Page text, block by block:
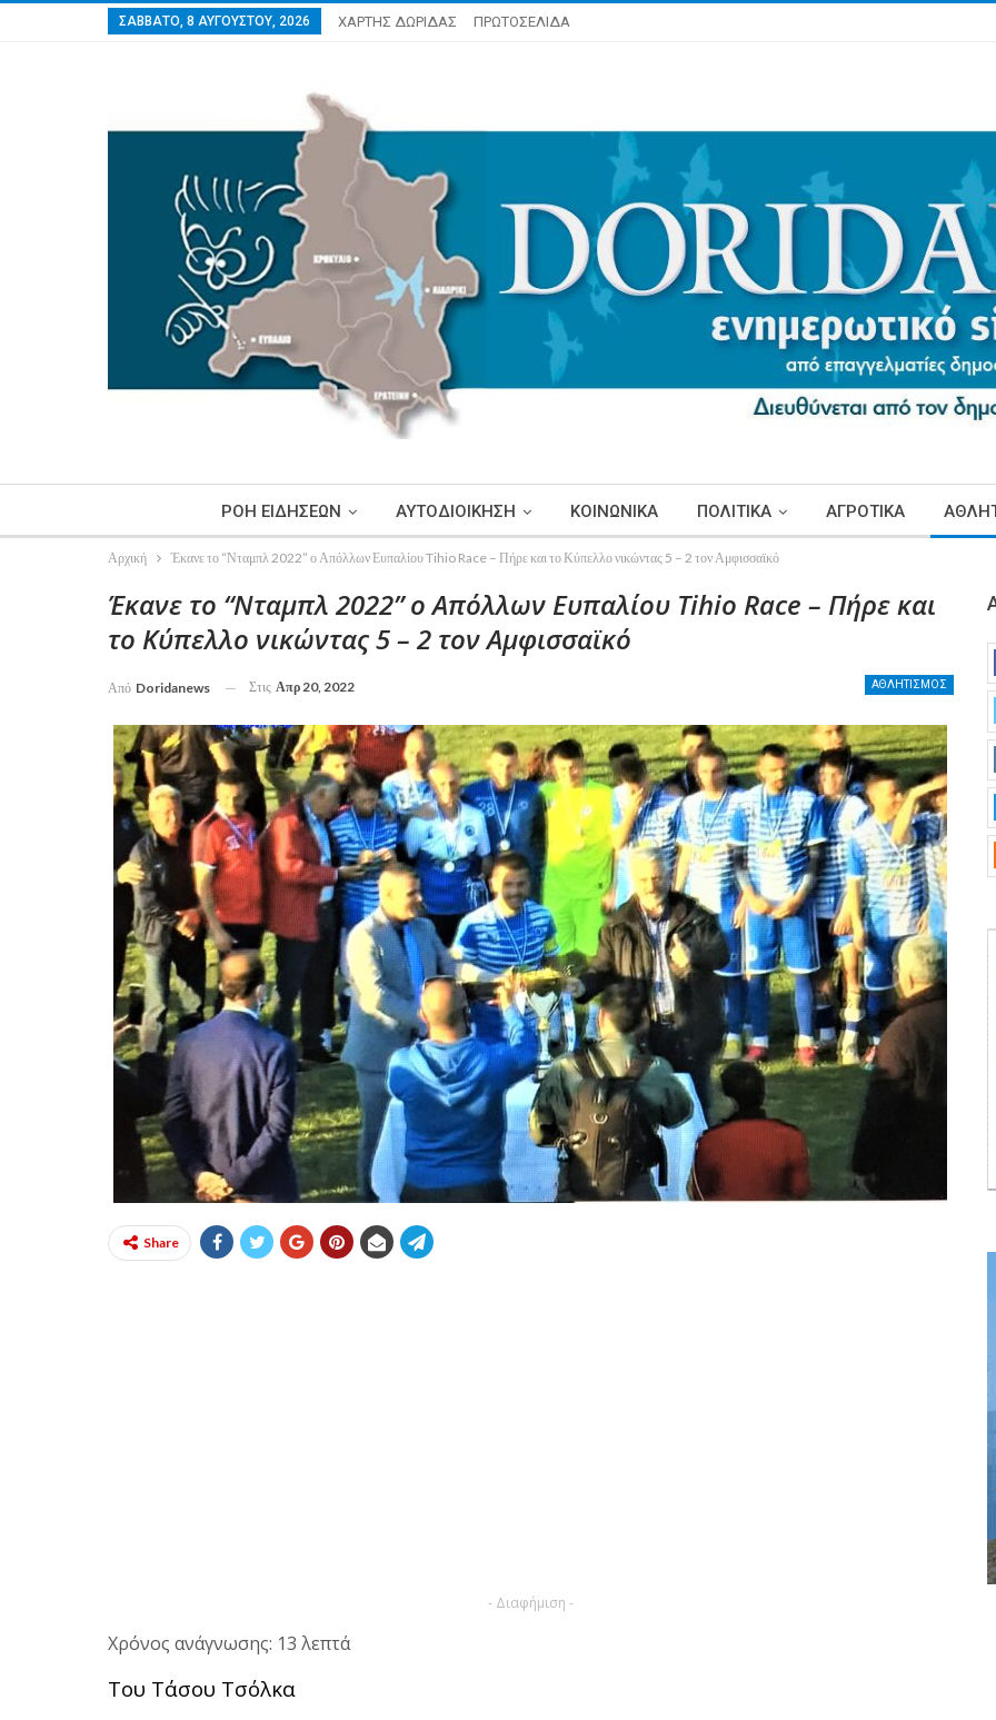
ΣΆΒΒΑΤΟ, 8 ΑΥΓΟΎΣΤΟΥ, 2026 ΧΑΡΤΗΣ ΔΩΡΙΔΑΣ ΠΡΩΤΟΣΕΛΙΔΑ
ΡΟΗ ΕΙΔΗΣΕΩΝ ΑΥΤΟΔΙΟΙΚΗΣΗ ΚΟΙΝΩΝΙΚΑ ΠΟΛΙΤΙΚΑ ΑΓΡΟΤΙΚΑ
Αρχική Έκανε το “Νταμπλ 2022” ο Απόλλων Ευπαλίου Tihio Race – Πήρε και το Κύπελλο νικώντας 5 – 2 τον Αμφισσαϊκό
Έκανε το “Νταμπλ 2022” ο Απόλλων Ευπαλίου Tihio Race – Πήρε και
το Κύπελλο νικώντας 5 – 2 τον Αμφισσαϊκό
ΑΘΛΗΤΙΣΜΟΣ
Από Doridanews Στις Απρ 20, 2022
Share
- Διαφήμιση -
Χρόνος ανάγνωσης: 13 λεπτά
Του Τάσου Τσόλκα